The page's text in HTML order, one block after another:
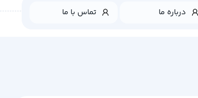
درباره ما تماس با ما